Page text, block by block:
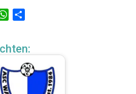
W
t
A
p
e
n